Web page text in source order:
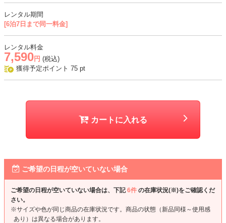
おすすめシーン
結婚式、二次会、謝恩会、成人式、同窓会、パーティー、女子会など
レンタル期間
[6泊7日まで同一料金]
レンタル料金
7,590 円 (税込)
獲得予定ポイント 75 pt
カートに入れる
ご希望の日程が空いていない場合
ご希望の日程が空いていない場合は、下記6件 の在庫状況(※)をご確認くだ
さい。
※サイズや色が同じ商品の在庫状況です。商品の状態（新品同様～使用感
あり）は異なる場合があります。